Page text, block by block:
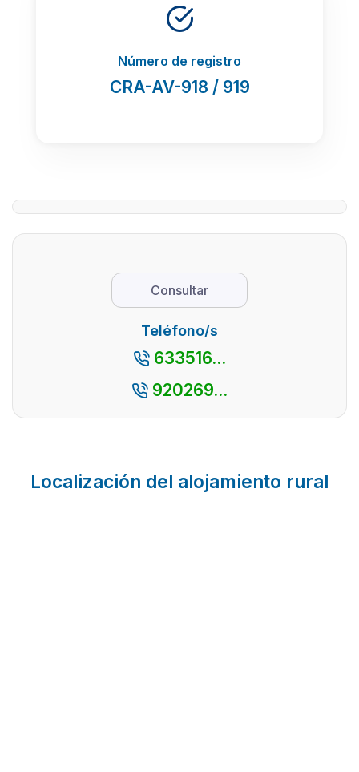
Número de registro
CRA-AV-918 / 919
Consultar
Teléfono/s
633516...
920269...
Localización del alojamiento rural